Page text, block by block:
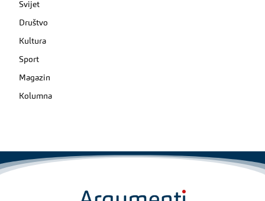
Svijet
Društvo
Kultura
Sport
Magazin
Kolumna